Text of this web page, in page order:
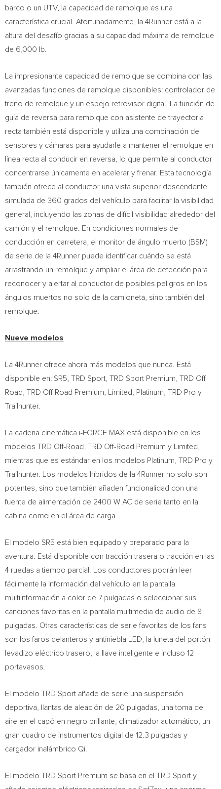
barco o un UTV, la capacidad de remolque es una
característica crucial. Afortunadamente, la 4Runner está a la
altura del desafío gracias a su capacidad máxima de remolque
de 6,000 lb.
La impresionante capacidad de remolque se combina con las
avanzadas funciones de remolque disponibles: controlador de
freno de remolque y un espejo retrovisor digital. La función de
guía de reversa para remolque con asistente de trayectoria
recta también está disponible y utiliza una combinación de
sensores y cámaras para ayudarle a mantener el remolque en
línea recta al conducir en reversa, lo que permite al conductor
concentrarse únicamente en acelerar y frenar. Esta tecnología
también ofrece al conductor una vista superior descendente
simulada de 360 grados del vehículo para facilitar la visibilidad
general, incluyendo las zonas de difícil visibilidad alrededor del
camión y el remolque. En condiciones normales de
conducción en carretera, el monitor de ángulo muerto (BSM)
de serie de la 4Runner puede identificar cuándo se está
arrastrando un remolque y ampliar el área de detección para
reconocer y alertar al conductor de posibles peligros en los
ángulos muertos no solo de la camioneta, sino también del
remolque.
Nueve modelos
La 4Runner ofrece ahora más modelos que nunca. Está
disponible en: SR5, TRD Sport, TRD Sport Premium, TRD Off
Road, TRD Off Road Premium, Limited, Platinum, TRD Pro y
Trailhunter.
La cadena cinemática i-FORCE MAX está disponible en los
modelos TRD Off-Road, TRD Off-Road Premium y Limited,
mientras que es estándar en los modelos Platinum, TRD Pro y
Trailhunter. Los modelos híbridos de la 4Runner no solo son
potentes, sino que también añaden funcionalidad con una
fuente de alimentación de 2400 W AC de serie tanto en la
cabina como en el área de carga.
El modelo SR5 está bien equipado y preparado para la
aventura. Está disponible con tracción trasera o tracción en las
4 ruedas a tiempo parcial. Los conductores podrán leer
fácilmente la información del vehículo en la pantalla
multiinformación a color de 7 pulgadas o seleccionar sus
canciones favoritas en la pantalla multimedia de audio de 8
pulgadas. Otras características de serie favoritas de los fans
son los faros delanteros y antiniebla LED, la luneta del portón
levadizo eléctrico trasero, la llave inteligente e incluso 12
portavasos.
El modelo TRD Sport añade de serie una suspensión
deportiva, llantas de aleación de 20 pulgadas, una toma de
aire en el capó en negro brillante, climatizador automático, un
gran cuadro de instrumentos digital de 12.3 pulgadas y
cargador inalámbrico Qi.
El modelo TRD Sport Premium se basa en el TRD Sport y